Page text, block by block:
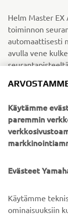
Helm Master
toiminnon
automaattisesti
avulla vene
pysähdyksen
sitä). Eri
päättää, miten
Automaattisten
tarkkailun sijaan
Käytämme
paremmin
Evästeet
Käytämme
ominaisuuksiin